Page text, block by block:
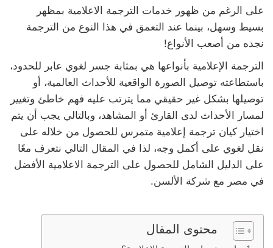
على الرغم من ظهور خدمات الترجمة الاعلامية بمظهر
بسيط وسهل، بينما عند التعمق في هذا النوع من الترجمة
نجده من أصعب الأنواع!
الترجمة الإعلامية بأنواعها هي بمثابة جسر لغوي عابر للحدود،
باستطاعته توصيل الصورة الواقعية للأحداث العالمية، أو
توصيلها بشكل غير حقيقي مما يترتب عليه فهم خاطئ وتغيير
لمسار الأحداث لدى القارئ أو المشاهد، وبالتالي يجب أن يتم
اختيار كيان ترجمة إعلامية متمرس للحصول من خلاله على
نقل لغوي على أكمل وجه، لذا في المقال التالي نتعرف معًا
على الدليل الشامل للحصول على الترجمة الاعلامية الأفضل
في مصر مع شركة الألسن.
محتوى المقال